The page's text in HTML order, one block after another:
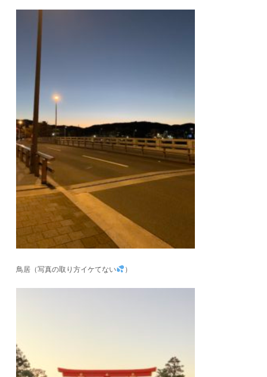
鳥居（写真の取り方イケてない ）